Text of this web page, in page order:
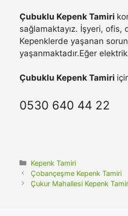
Çubuklu Kepenk Tamiri
sağlamaktayız. İşyeri, ofis,
Kepenklerde yaşanan
yaşanmaktadır.Eğer
Çubuklu Kepenk Tamiri
0530 640 44 22
Kategoriler
Kepenk Tamiri
Çobançeşme Kepenk Tamiri
Çukur Mahallesi Kepenk